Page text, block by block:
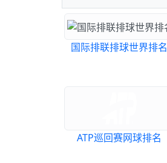
国际排联排球世界排名
ATP巡回赛网球排名